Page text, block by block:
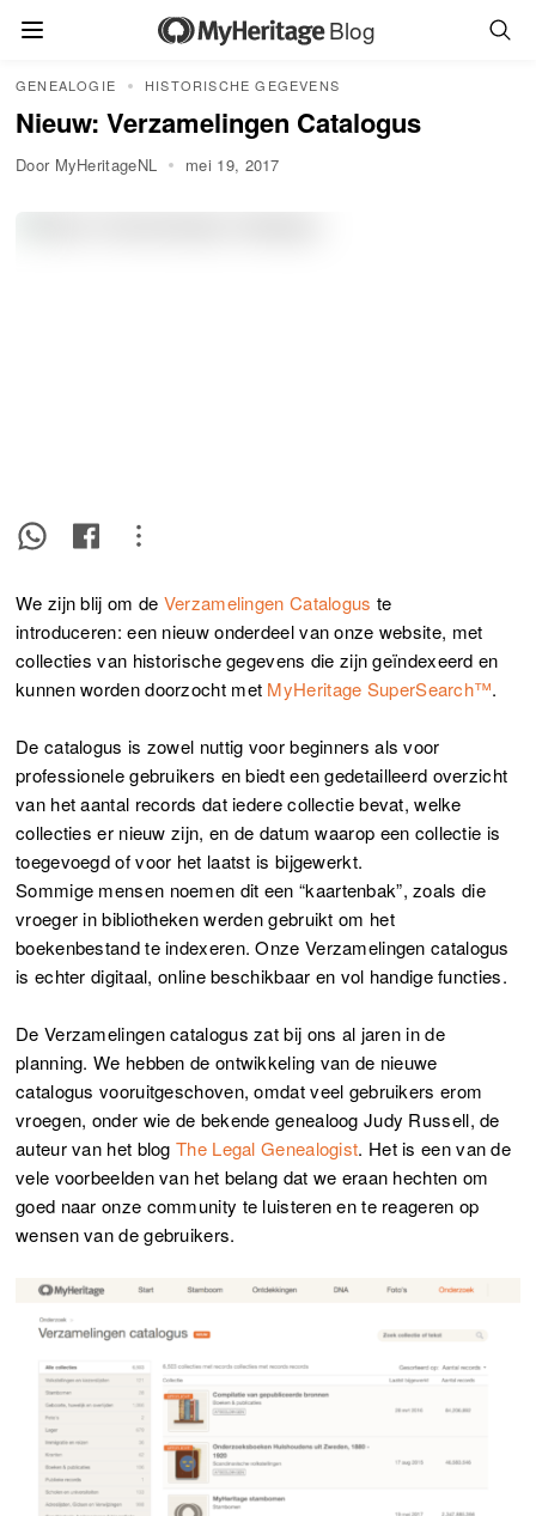
Blog
GENEALOGIE HISTORISCHE GEGEVENS
Nieuw: Verzamelingen Catalogus
Door MyHeritageNL mei 19, 2017
We zijn blij om de Verzamelingen Catalogus te
introduceren: een nieuw onderdeel van onze website, met
collecties van historische gegevens die zijn geïndexeerd en
kunnen worden doorzocht met MyHeritage SuperSearch™.
De catalogus is zowel nuttig voor beginners als voor
professionele gebruikers en biedt een gedetailleerd overzicht
van het aantal records dat iedere collectie bevat, welke
collecties er nieuw zijn, en de datum waarop een collectie is
toegevoegd of voor het laatst is bijgewerkt.
Sommige mensen noemen dit een “kaartenbak”, zoals die
vroeger in bibliotheken werden gebruikt om het
boekenbestand te indexeren. Onze Verzamelingen catalogus
is echter digitaal, online beschikbaar en vol handige functies.
De Verzamelingen catalogus zat bij ons al jaren in de
planning. We hebben de ontwikkeling van de nieuwe
catalogus vooruitgeschoven, omdat veel gebruikers erom
vroegen, onder wie de bekende genealoog Judy Russell, de
auteur van het blogThe Legal Genealogist. Het is een van de
vele voorbeelden van het belang dat we eraan hechten om
goed naar onze community te luisteren en te reageren op
wensen van de gebruikers.